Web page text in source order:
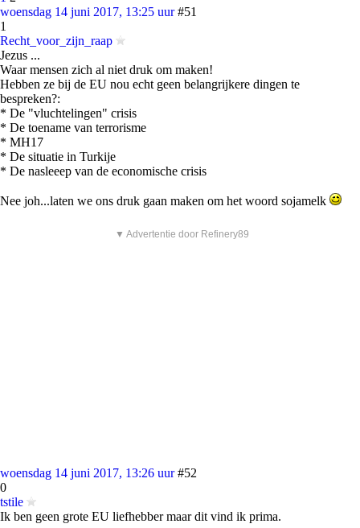
woensdag 14 juni 2017, 13:25 uur #51
1
Recht_voor_zijn_raap
Jezus ...
Waar mensen zich al niet druk om maken!
Hebben ze bij de EU nou echt geen belangrijkere dingen te
bespreken?:
* De "vluchtelingen" crisis
* De toename van terrorisme
* MH17
* De situatie in Turkije
* De nasleeep van de economische crisis
Nee joh...laten we ons druk gaan maken om het woord sojamelk
▼ Advertentie door Refinery89
woensdag 14 juni 2017, 13:26 uur #52
0
tstile
Ik ben geen grote EU liefhebber maar dit vind ik prima.